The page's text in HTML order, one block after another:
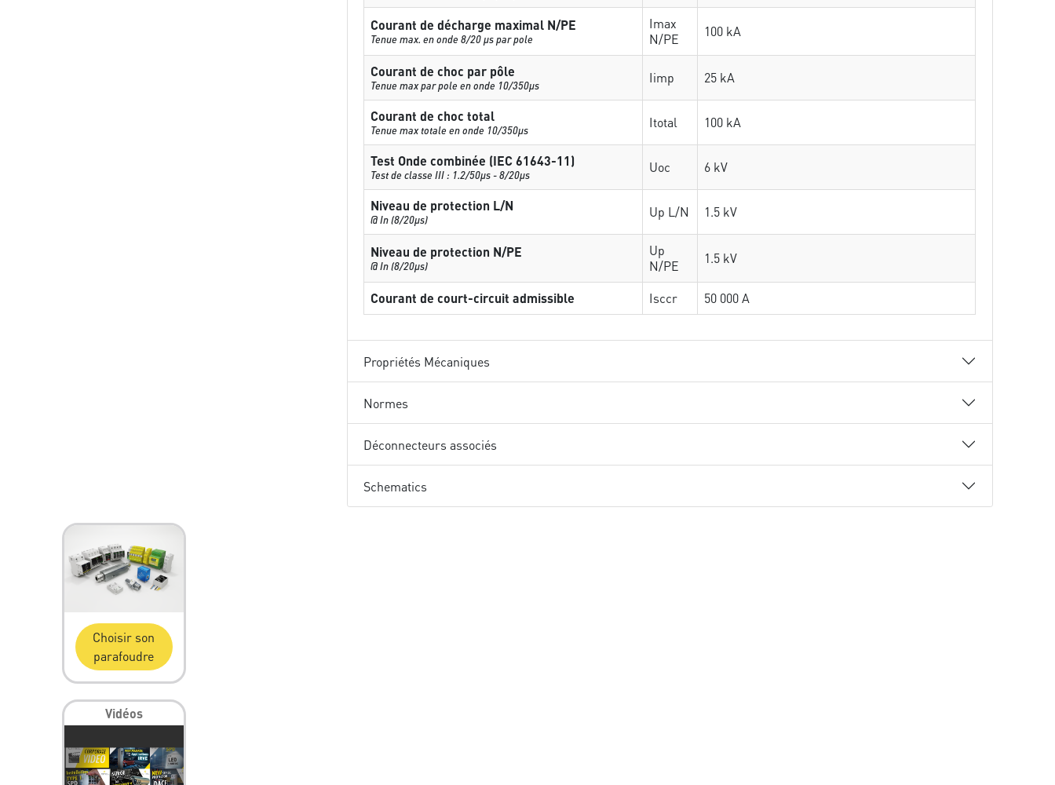
Courant de décharge maximal N/PE
Tenue max. en onde 8/20 µs par pole
Imax
N/PE
100 kA
Courant de choc par pôle
Tenue max par pole en onde 10/350µs Iimp 25 kA
Courant de choc total
Tenue max totale en onde 10/350µs Itotal 100 kA
Test Onde combinée (IEC 61643-11)
Test de classe III : 1.2/50µs - 8/20µs Uoc 6 kV
Niveau de protection L/N
@ In (8/20µs) Up L/N 1.5 kV
Niveau de protection N/PE
@ In (8/20µs)
Up
N/PE
1.5 kV
Courant de court-circuit admissible Isccr 50 000 A
Propriétés Mécaniques
Normes
Déconnecteurs associés
Schematics
Choisir son
parafoudre
Vidéos